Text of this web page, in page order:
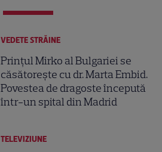
VEDETE STRĂINE
Prințul Mirko al Bulgariei se
căsătorește cu dr. Marta Embid.
Povestea de dragoste începută
într-un spital din Madrid
TELEVIZIUNE